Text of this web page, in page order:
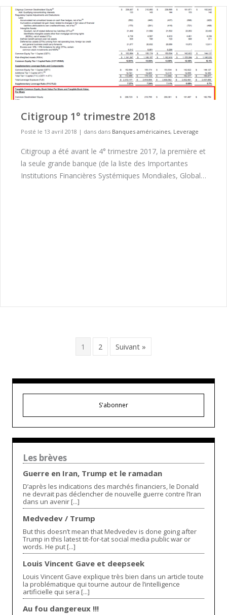
Citigroup 1° trimestre 2018
Posté le 13 avril 2018 | dans dans Banques américaines, Leverage
Citigroup a été avant le 4° trimestre 2017, la première et
la seule grande banque (de la liste des Importantes
Institutions Financières Systémiques Mondiales, Global…
1 2 Suivant »
S'abonner
Les brèves
Guerre en Iran, Trump et le ramadan
D’après les indications des marchés financiers, le Donald
ne devrait pas déclencher de nouvelle guerre contre l’Iran
dans un avenir [...]
Medvedev / Trump
But this doesn’t mean that Medvedev is done going after
Trump in this latest tit-for-tat social media public war or
words. He put [...]
Louis Vincent Gave et deepseek
Louis Vincent Gave explique très bien dans un article toute
la problématique qui tourne autour de l’intelligence
artificielle qui sera [...]
Au fou dangereux !!!